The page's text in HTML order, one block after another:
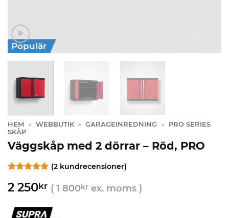
Populär
HEM » WEBBUTIK » GARAGEINREDNING »
PRO SERIES
SKÅP
Väggskåp med 2 dörrar – Röd, PRO
av 5
(2kundrecensioner)
2 250kr ( 1 800kr ex. moms )